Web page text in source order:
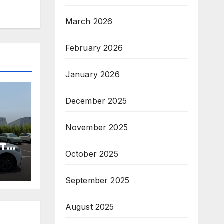
March 2026
February 2026
January 2026
December 2025
November 2025
October 2025
September 2025
August 2025